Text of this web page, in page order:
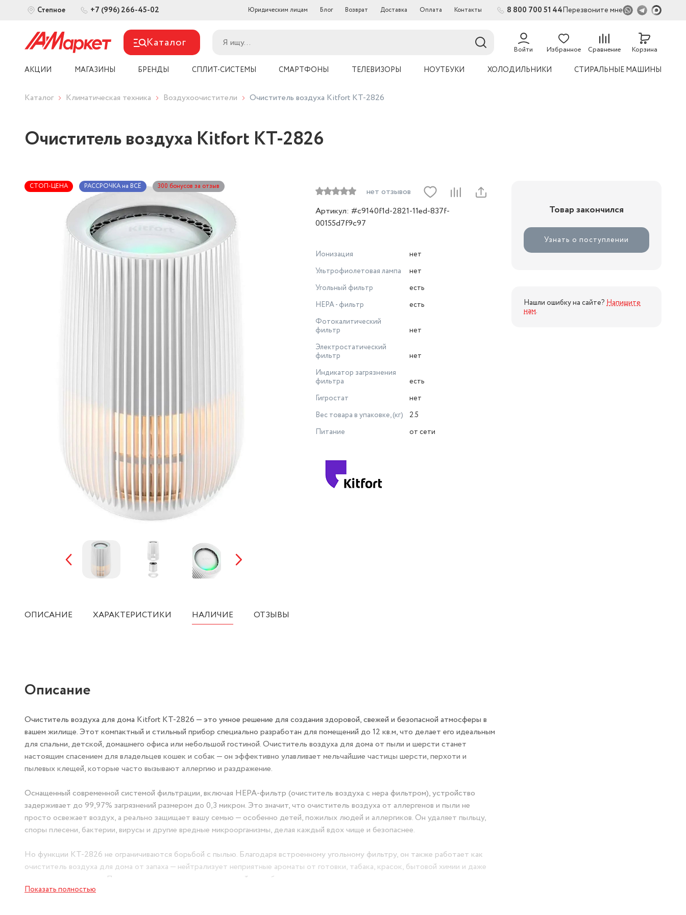
Степное +7 (996) 266-45-02 Юридическим лицам Блог Возврат Доставка Оплата Контакты 8 800 700 51 44Перезвоните мне
Каталог Войти Избранное Сравнение
54
Корзина
АКЦИИ МАГАЗИНЫ БРЕНДЫ СПЛИТ-СИСТЕМЫ СМАРТФОНЫ ТЕЛЕВИЗОРЫ НОУТБУКИ ХОЛОДИЛЬНИКИ СТИРАЛЬНЫЕ МАШИНЫ
Каталог Климатическая техника Воздухоочистители Очиститель воздуха Kitfort КТ-2826
Очиститель воздуха Kitfort КТ-2826
СТОП-ЦЕНА РАССРОЧКА на ВСЁ 300 бонусов за отзыв
нет отзывов
Артикул: #c9140f1d-2821-11ed-837f-
00155d7f9c97
Ионизация
нет
Ультрофиолетовая лампа
нет
Угольный фильтр
есть
НЕРА - фильтр
есть
Фотокалитический
фильтр
нет
Электростатический
фильтр
нет
Индикатор загрязнения
фильтра
есть
Гигростат
нет
Вес товара в упаковке, (кг)
2.5
Питание
от сети
Товар закончился
Узнать о поступлении
Нашли ошибку на сайте? Напишите
нам.
ОПИСАНИЕ ХАРАКТЕРИСТИКИ НАЛИЧИЕ ОТЗЫВЫ
Описание
Очиститель воздуха для дома Kitfort КТ-2826 — это умное решение для создания здоровой, свежей и безопасной атмосферы в
вашем жилище. Этот компактный и стильный прибор специально разработан для помещений до 12 кв.м, что делает его идеальным
для спальни, детской, домашнего офиса или небольшой гостиной. Очиститель воздуха для дома от пыли и шерсти станет
настоящим спасением для владельцев кошек и собак — он эффективно улавливает мельчайшие частицы шерсти, перхоти и
пылевых клещей, которые часто вызывают аллергию и раздражение.
Оснащенный современной системой фильтрации, включая HEPA-фильтр (очиститель воздуха с нера фильтром), устройство
задерживает до 99,97% загрязнений размером до 0,3 микрон. Это значит, что очиститель воздуха от аллергенов и пыли не
просто освежает воздух, а реально защищает вашу семью — особенно детей, пожилых людей и аллергиков. Он удаляет пыльцу,
споры плесени, бактерии, вирусы и другие вредные микроорганизмы, делая каждый вдох чище и безопаснее.
Но функции КТ-2826 не ограничиваются борьбой с пылью. Благодаря встроенному угольному фильтру, он также работает как
очиститель воздуха для дома от запаха — нейтрализует неприятные ароматы от готовки, табака, красок, бытовой химии и даже
от кошачьего туалета. Поставьте его на кухне или в прихожей — и забудьте запахах.
Показать полностью